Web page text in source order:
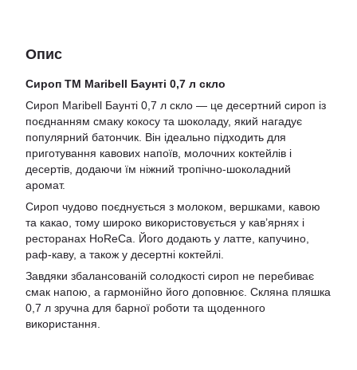
Опис
Сироп ТМ Maribell Баунті 0,7 л скло
Сироп Maribell Баунті 0,7 л скло — це десертний сироп із
поєднанням смаку кокосу та шоколаду, який нагадує
популярний батончик. Він ідеально підходить для
приготування кавових напоїв, молочних коктейлів і
десертів, додаючи їм ніжний тропічно-шоколадний
аромат.
Сироп чудово поєднується з молоком, вершками, кавою
та какао, тому широко використовується у кав’ярнях і
ресторанах HoReCa. Його додають у латте, капучино,
раф-каву, а також у десертні коктейлі.
Завдяки збалансованій солодкості сироп не перебиває
смак напою, а гармонійно його доповнює. Скляна пляшка
0,7 л зручна для барної роботи та щоденного
використання.